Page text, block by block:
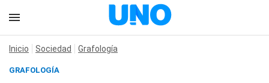
Inicio Sociedad Grafología
GRAFOLOGÍA